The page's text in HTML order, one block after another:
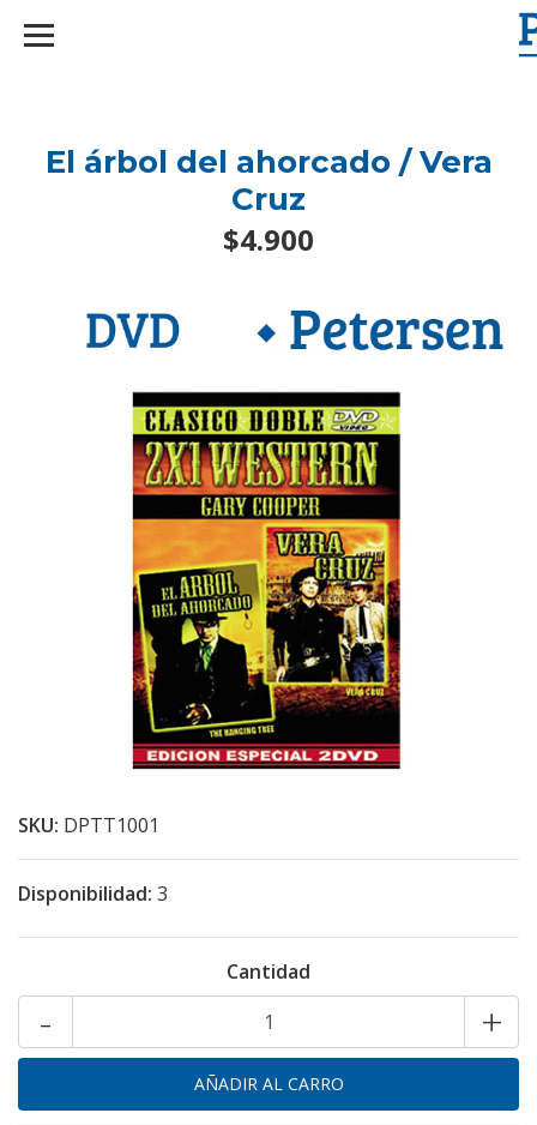
El árbol del ahorcado / Vera
Cruz
$4.900
SKU: DPTT1001
Disponibilidad: 3
Cantidad
+
-